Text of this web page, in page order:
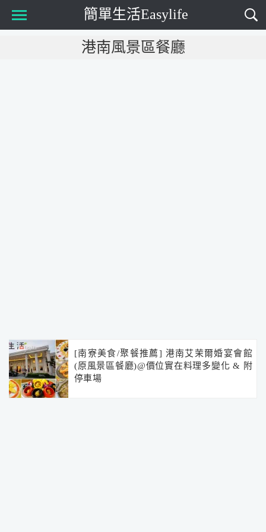
簡單生活Easylife
港南風景區餐廳
[南寮美食/聚餐推薦] 港南艾茉爾婚宴會館
(原風景區餐廳)@價位實在料理多變化 & 附
停車場